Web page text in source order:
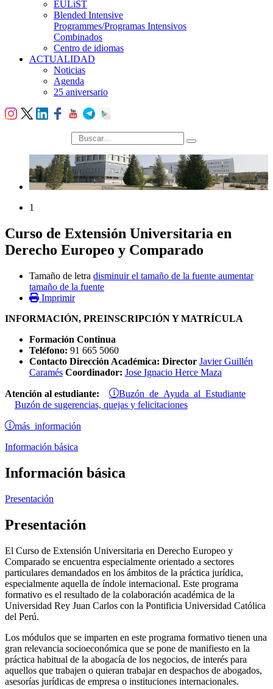
EULiST
Blended Intensive
Programmes/Programas Intensivos
Combinados
Centro de idiomas
ACTUALIDAD
Noticias
Agenda
25 aniversario
búsqueda
1
Curso de Extensión Universitaria en
Derecho Europeo y Comparado
Tamaño de letra disminuir el tamaño de la fuente aumentar
tamaño de la fuente
Imprimir
INFORMACIÓN, PREINSCRIPCIÓN Y MATRÍCULA
Formación Continua
Teléfono: 91 665 5060
Contacto Dirección Académica: Director Javier Guillén
Caramés Coordinador: Jose Ignacio Herce Maza
Atención al estudiante: Buzón de Ayuda al Estudiante
Buzón de sugerencias, quejas y felicitaciones
más información
Información básica
Información básica
Presentación
Presentación
El Curso de Extensión Universitaria en Derecho Europeo y
Comparado se encuentra especialmente orientado a sectores
particulares demandados en los ámbitos de la práctica jurídica,
especialmente aquella de índole internacional. Este programa
formativo es el resultado de la colaboración académica de la
Universidad Rey Juan Carlos con la Pontificia Universidad Católica
del Perú.
Los módulos que se imparten en este programa formativo tienen una
gran relevancia socioeconómica que se pone de manifiesto en la
práctica habitual de la abogacía de los negocios, de interés para
aquellos que trabajen o quieran trabajar en despachos de abogados,
asesorías jurídicas de empresa o instituciones internacionales.